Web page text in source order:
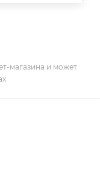
магазина и может